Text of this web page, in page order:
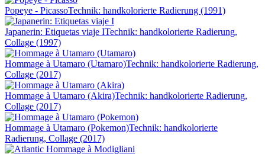
Popeye - PicassoTechnik: handkolorierte Radierung (1991)
Japanerin: Etiquetas viaje ITechnik: handkolorierte Radierung,
Collage (1997)
Hommage à Utamaro (Utamaro)Technik: handkolorierte Radierung,
Collage (2017)
Hommage à Utamaro (Akira)Technik: handkolorierte Radierung,
Collage (2017)
Hommage à Utamaro (Pokemon)Technik: handkolorierte
Radierung, Collage (2017)